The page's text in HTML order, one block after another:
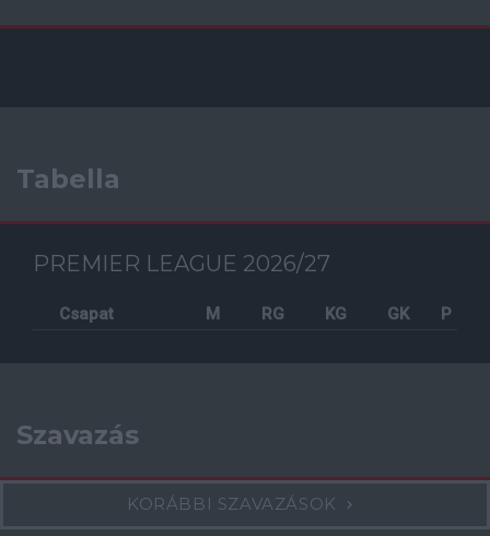
Tabella
PREMIER LEAGUE 2026/27
Csapat M RG KG GK P
Szavazás
KORÁBBI SZAVAZÁSOK